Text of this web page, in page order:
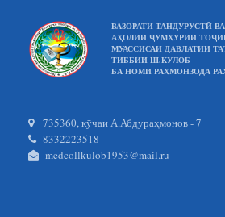
ВАЗОРАТИ ТАНДУРУСТӢ
АҲОЛИИ ҶУМҲУРИИ
МУАССИСАИ ДАВЛАТИИ
ТИББИИ Ш.КӮЛОБ
БА НОМИ РАҲМОНЗОДА
735360, кӯчаи А.Абдураҳмонов - 7
8332223518
medcollkulob1953@mail.ru